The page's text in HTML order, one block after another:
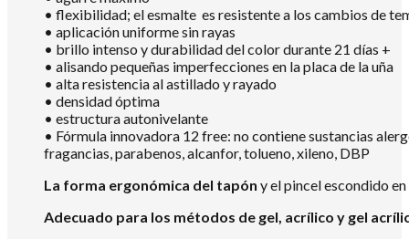
• flexibilidad; el esmalte es resistente a los cambios de
• aplicación uniforme sin rayas
• brillo intenso y durabilidad del color durante 21 días +
• alisando pequeñas imperfecciones en la placa de la uña
• alta resistencia al astillado y rayado
• densidad óptima
• estructura autonivelante
• Fórmula innovadora 12 free: no contiene sustancias
fragancias, parabenos, alcanfor, tolueno, xileno, DBP
La forma ergonómica del tapón y el pincel escondido
Adecuado para los métodos de gel, acrílico y gel